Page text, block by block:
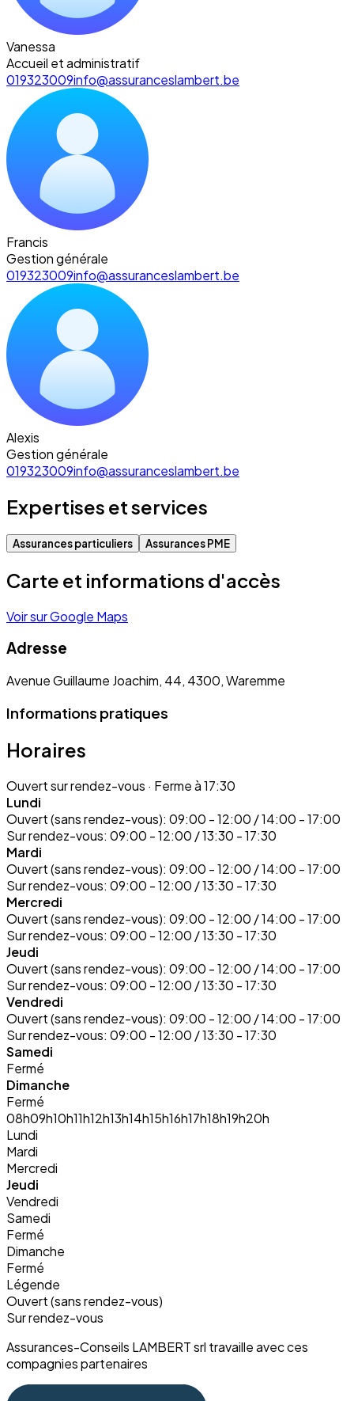
Vanessa
Accueil et administratif
019323009info@assuranceslambert.be
Francis
Gestion générale
019323009info@assuranceslambert.be
Alexis
Gestion générale
019323009info@assuranceslambert.be
Expertises et services
Assurances particuliers Assurances PME
Carte et informations d'accès
Voir sur Google Maps
Adresse
Avenue Guillaume Joachim, 44, 4300, Waremme
Informations pratiques
Horaires
Ouvert sur rendez-vous · Ferme à 17:30
Lundi
Ouvert (sans rendez-vous): 09:00 - 12:00 / 14:00 - 17:00
Sur rendez-vous: 09:00 - 12:00 / 13:30 - 17:30
Mardi
Ouvert (sans rendez-vous): 09:00 - 12:00 / 14:00 - 17:00
Sur rendez-vous: 09:00 - 12:00 / 13:30 - 17:30
Mercredi
Ouvert (sans rendez-vous): 09:00 - 12:00 / 14:00 - 17:00
Sur rendez-vous: 09:00 - 12:00 / 13:30 - 17:30
Jeudi
Ouvert (sans rendez-vous): 09:00 - 12:00 / 14:00 - 17:00
Sur rendez-vous: 09:00 - 12:00 / 13:30 - 17:30
Vendredi
Ouvert (sans rendez-vous): 09:00 - 12:00 / 14:00 - 17:00
Sur rendez-vous: 09:00 - 12:00 / 13:30 - 17:30
Samedi
Fermé
Dimanche
Fermé
08h09h10h11h12h13h14h15h16h17h18h19h20h
Lundi
Mardi
Mercredi
Jeudi
Vendredi
Samedi
Fermé
Dimanche
Fermé
Légende
Ouvert (sans rendez-vous)
Sur rendez-vous
Assurances-Conseils LAMBERT srl travaille avec ces
compagnies partenaires